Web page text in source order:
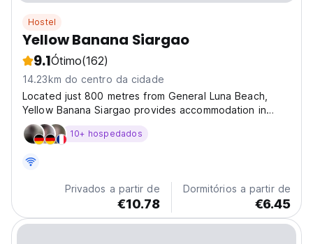
Hostel
Yellow Banana Siargao
9.1Ótimo(162)
14.23km do centro da cidade
Located just 800 metres from General Luna Beach,
Yellow Banana Siargao provides accommodation in
General Luna with access to a garden, a bar, as well as
full-day security. Both free WiFi and parking on-site are
10+ hospedados
Privados a partir de
€10.78
Dormitórios a partir de
€6.45